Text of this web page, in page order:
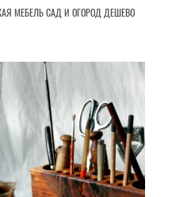
МЕБЕЛЬСАД И ОГОРОД ДЕШЕВО